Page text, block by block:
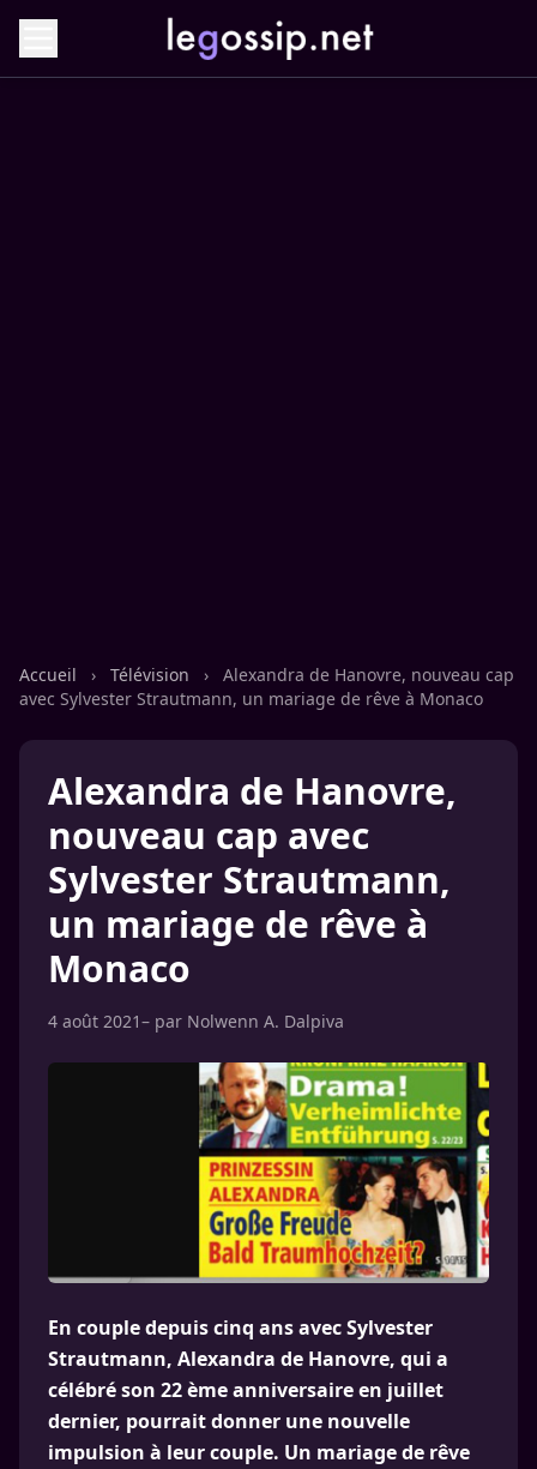
Accueil › Télévision ›
Alexandra de Hanovre, nouveau cap
avec Sylvester Strautmann, un mariage de rêve à Monaco
Alexandra de Hanovre,
nouveau cap avec
Sylvester Strautmann,
un mariage de rêve à
Monaco
4 août 2021– par Nolwenn A. Dalpiva
En couple depuis cinq ans avec Sylvester
Strautmann, Alexandra de Hanovre, qui a
célébré son 22 ème anniversaire en juillet
dernier, pourrait donner une nouvelle
impulsion à leur couple. Un mariage de rêve